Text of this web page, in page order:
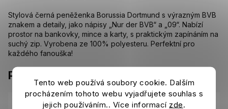
Tento web používá soubory cookie. Dalším
procházením tohoto webu vyjadřujete souhlas s
jejich používáním.. Více informací zde.
Stylová černá peněženka Borussia Dortmund s výrazným BVB
znakem a detaily, jako nápisy „Nur der BVB“ a „09“. Nabízí
prostor na bankovky, mince a karty, s praktickým zapínáním na
suchý zip. Vyrobena ze 100% polyesteru. Perfektní pro
každého fanouška!
Parametry
Kategorie:
Batohy, vlajky, peněženky Borussia